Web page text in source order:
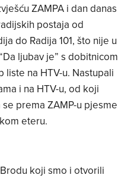
ZAMPA i dan danas
postaja od
do Radija 101, što nije u
ljubav je” s dobitnicom
liste na HTV-u. Nastupali
i na HTV-u, od koji
prema ZAMP-u pjesme
eteru.
koji smo i otvorili